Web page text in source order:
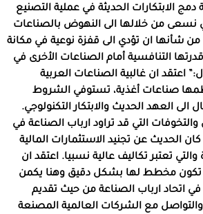
دمج الابتكارات الحديثة في عملية التصنيع
نسعى من خلالها الى النهوض بالصناعات
من شأنها ان تؤدي الى قفزة نوعية في مكانة
التنافسية أمام الصناعات الأخرى في
اعتقد ان غالبية الصناعات العربية
صناعات أغذية، تستوفي الشروط
الى العهد الحديث والابتكار التكنولوجي.
التي قد تراود ارباب الصناعة في
الحديث عن تجنيد الاستثمارات المالية
تعتبر تكاليف عالية نسبيا. اعتقد ان
تكون مخطط لها بشكل دقيق وهنا يكمن
اتحاد ارباب الصناعة من حيث تقديم
مع الشركات العالمية المصنعة